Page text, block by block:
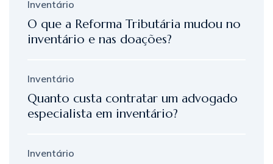
Inventário
O que a Reforma Tributária mudou no
inventário e nas doações?
Inventário
Quanto custa contratar um advogado
especialista em inventário?
Inventário